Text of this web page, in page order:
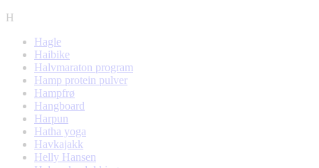
H
Hagle
Haibike
Halvmaraton program
Hamp protein pulver
Hampfrø
Hangboard
Harpun
Hatha yoga
Havkajakk
Helly Hansen